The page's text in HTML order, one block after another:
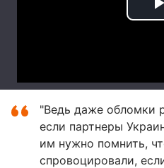
"Ведь даже обломки
если партнеры
им нужно помнить,
спровоцировали,